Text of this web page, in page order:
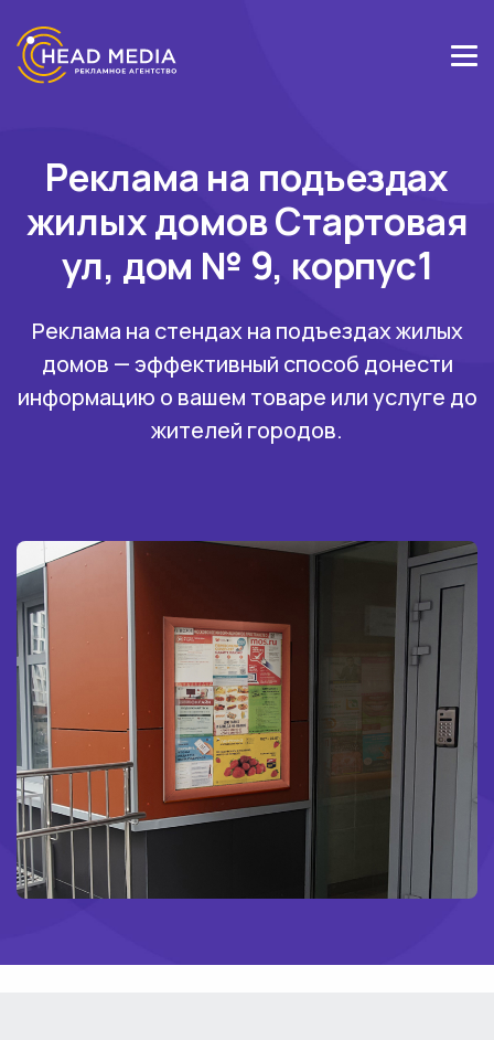
Реклама на подъездах
жилых домов Стартовая
ул, дом № 9, корпус1
Реклама на стендах на подъездах жилых
домов — эффективный способ донести
информацию о вашем товаре или услуге до
жителей городов.